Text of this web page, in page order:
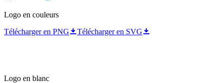
Logo en couleurs
Télécharger en PNG
Télécharger en SVG
Logo en blanc